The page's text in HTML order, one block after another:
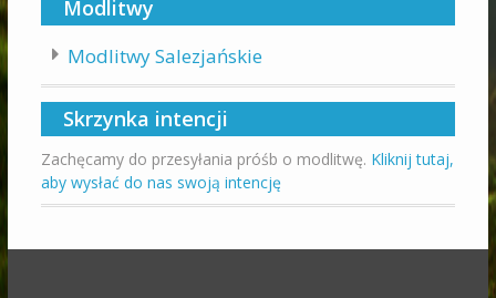
Modlitwy
Modlitwy Salezjańskie
Skrzynka intencji
Zachęcamy do przesyłania próśb o modlitwę. Kliknij tutaj,
aby wysłać do nas swoją intencję